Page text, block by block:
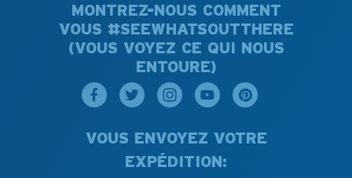
MONTREZ-NOUS COMMENT
VOUS #SEEWHATSOUTTHERE
(VOUS VOYEZ CE QUI NOUS
ENTOURE)
VOUS ENVOYEZ VOTRE
EXPÉDITION: